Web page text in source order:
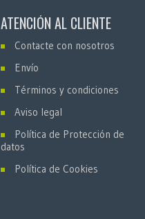
ATENCIÓN AL CLIENTE
Contacte con nosotros
Envío
Términos y condiciones
Aviso legal
Política de Protección de
datos
Política de Cookies